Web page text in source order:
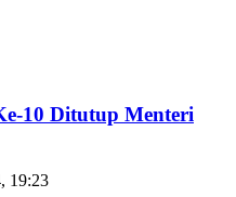
10 Ditutup Menteri
19:23